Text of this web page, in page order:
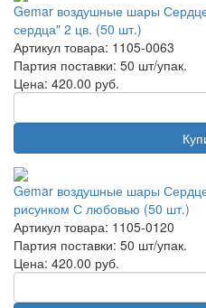
Gemar воздушные шары
сердца" 2 цв. (50 шт.)
Артикул товара: 1105-0063
Партия поставки: 50 шт/упак.
Цена: 420.00 руб.
Gemar воздушные шары
рисунком С любовью (50 шт.)
Артикул товара: 1105-0120
Партия поставки: 50 шт/упак.
Цена: 420.00 руб.